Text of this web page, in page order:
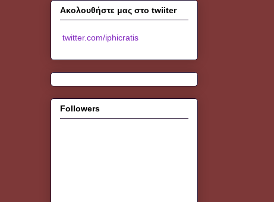
Ακολουθήστε μας στο twiiter
twitter.com/iphicratis
Followers